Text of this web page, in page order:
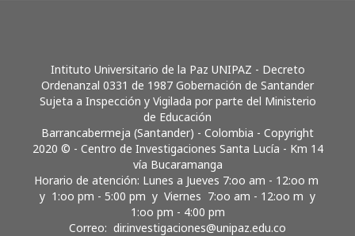
Intituto Universitario de la Paz UNIPAZ - Decreto
Ordenanzal 0331 de 1987 Gobernación de Santander
Sujeta a Inspección y Vigilada por parte del Ministerio
de Educación
Barrancabermeja (Santander) - Colombia - Copyright
2020 © - Centro de Investigaciones Santa Lucía - Km 14
vía Bucaramanga
Horario de atención: Lunes a Jueves 7:oo am - 12:oo m
y 1:oo pm - 5:00 pm y Viernes 7:oo am - 12:oo m y
1:oo pm - 4:00 pm
Correo: dir.investigaciones@unipaz.edu.co